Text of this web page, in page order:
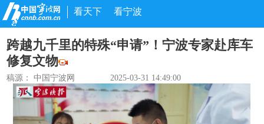
看天下 看宁波
跨越九千里的特殊“申请”！宁波专家赴库车
修复文物
稿源： 中国宁波网 2025-03-31 14:49:00